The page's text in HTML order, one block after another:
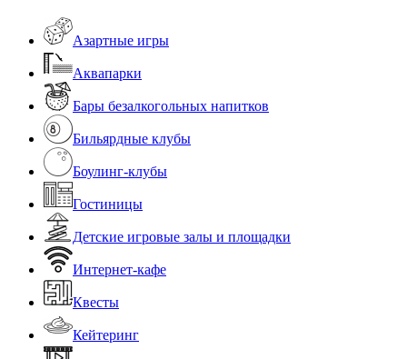
Азартные игры
Аквапарки
Бары безалкогольных напитков
Бильярдные клубы
Боулинг-клубы
Гостиницы
Детские игровые залы и площадки
Интернет-кафе
Квесты
Кейтеринг